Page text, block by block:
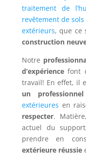
traitement de
revêtement de
extérieurs, que ce
construction
Notre
d’expériencefont
travail! En effet, il
un professionnel
extérieures en
respecter.
actuel du
prendre en
extérieure réussie